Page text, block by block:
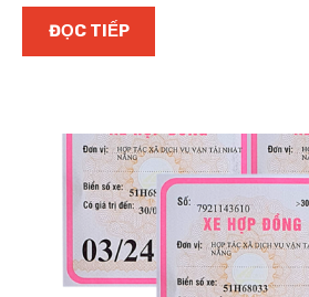
ĐỌC TIẾP